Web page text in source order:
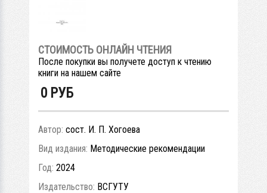
СТОИМОСТЬ ОНЛАЙН ЧТЕНИЯ
После покупки вы получете доступ к чтению
книги на нашем сайте
0 РУБ
Автор: сост. И. П. Хогоева
Вид издания: Методические рекомендации
Год: 2024
Издательство: ВСГУТУ